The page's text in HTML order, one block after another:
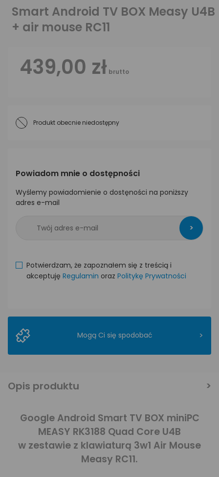
Smart Android TV BOX Measy U4B
+ air mouse RC11
439,00 zł brutto
Produkt obecnie niedostępny
Powiadom mnie o dostępności
Wyślemy powiadomienie o dostęności na poniższy
adres e-mail
>
Potwierdzam, że zapoznałem się z treścią i
akceptuję Regulamin oraz Politykę Prywatności
Mogą Ci się spodobać >
Opis produktu
Google Android Smart TV BOX miniPC
MEASY RK3188 Quad Core U4B
w zestawie z klawiaturą 3w1 Air Mouse
Measy RC11.